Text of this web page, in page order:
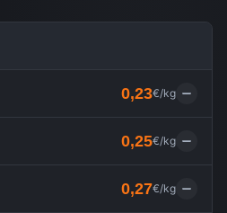
0,23€/kg
0,25€/kg
0,27€/kg